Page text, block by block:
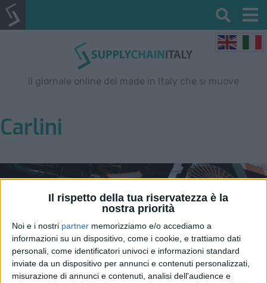
Il rispetto della tua riservatezza è la
nostra priorità
Noi e i nostri partner memorizziamo e/o accediamo a
informazioni su un dispositivo, come i cookie, e trattiamo dati
personali, come identificatori univoci e informazioni standard
inviate da un dispositivo per annunci e contenuti personalizzati,
misurazione di annunci e contenuti, analisi dell'audience e
Il giornale online del made in Italy che si muove
Carlini